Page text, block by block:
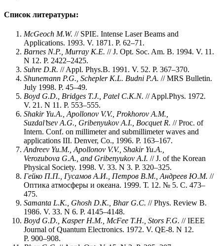
Список литературы:
McGeoch M.W. // SPIE. Intense Laser Beams and
Applications. 1993. V. 1871. P. 62–71.
Barnes N.P., Murray K.E. // J. Opt. Soc. Am. B. 1994. V. 11.
N 12. P. 2422–2425.
Suhre D.R. // Appl. Phys.B. 1991. V. 52. P. 367–370.
Shunemann P.G., Schepler K.L. Budni P.A. // MRS Bulletin.
July 1998. P. 45–49.
Boyd G.D., Bridges T.J., Patel C.K.N. // Appl.Phys. 1972.
V. 21. N 11. P. 553–555.
Shakir Yu.A., Apollonov V.V., Prokhorov A.M.,
Suzdal’tsev A.G., Gribenyukov A.I., Bocquet R. // Proc. of
Intern. Conf. on millimeter and submillimeter waves and
applications III. Denver, Co., 1996. P. 163–167.
Andreev Yu.M., Apollonov V.V., Shakir Yu.A.,
Verozubova G.A., and Gribenyukov A.I. // J. of the Korean
Physical Society. 1998. V. 33. N 3. P. 320–325.
Гейко П.П., Гусамов А.И., Петров В.М., Андреев Ю.М. //
Оптика атмосферы и океана. 1999. Т. 12. № 5. С. 473–
475.
Samanta L.K., Ghosh D.K., Bhar G.C. // Phys. Review B.
1986. V. 33. N 6. P. 4145–4148.
Boyd G.D., Kasper H.M., McFee T.H., Stors F.G. // IEEE
Journal of Quantum Electronics. 1972. V. QE-8. N 12.
P. 900–908.